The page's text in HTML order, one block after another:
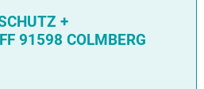
+
91598 COLMBERG